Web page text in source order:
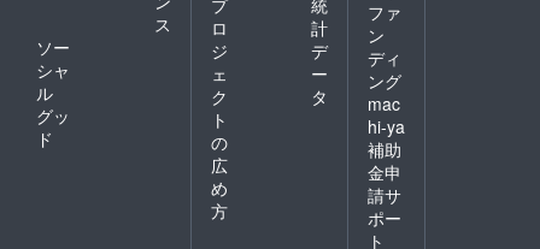
ス
ソー
シャ
ル
グッ
ド
ロ
ジ
ェ
ク
ト
の
広
め
方
計
デ
ー
タ
ファ
ン
ディ
ング
mac
hi-ya
補助
金申
請サ
ポー
ト